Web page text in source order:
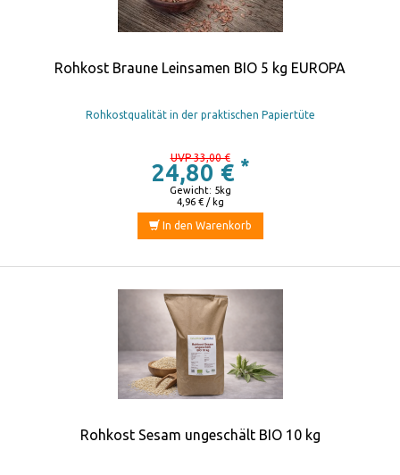
Rohkost Braune Leinsamen BIO 5 kg EUROPA
Rohkostqualität in der praktischen Papiertüte
UVP 33,00 €
24,80 € *
4,96 € / kg
Gewicht: 5kg
In den Warenkorb
Rohkost Sesam ungeschält BIO 10 kg